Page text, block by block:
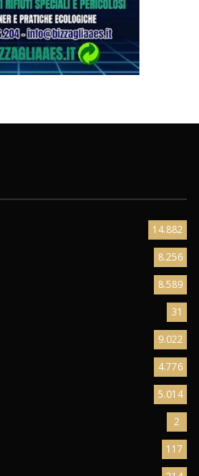
14.882
8.256
8.589
31
9.022
4.776
5.014
2
117